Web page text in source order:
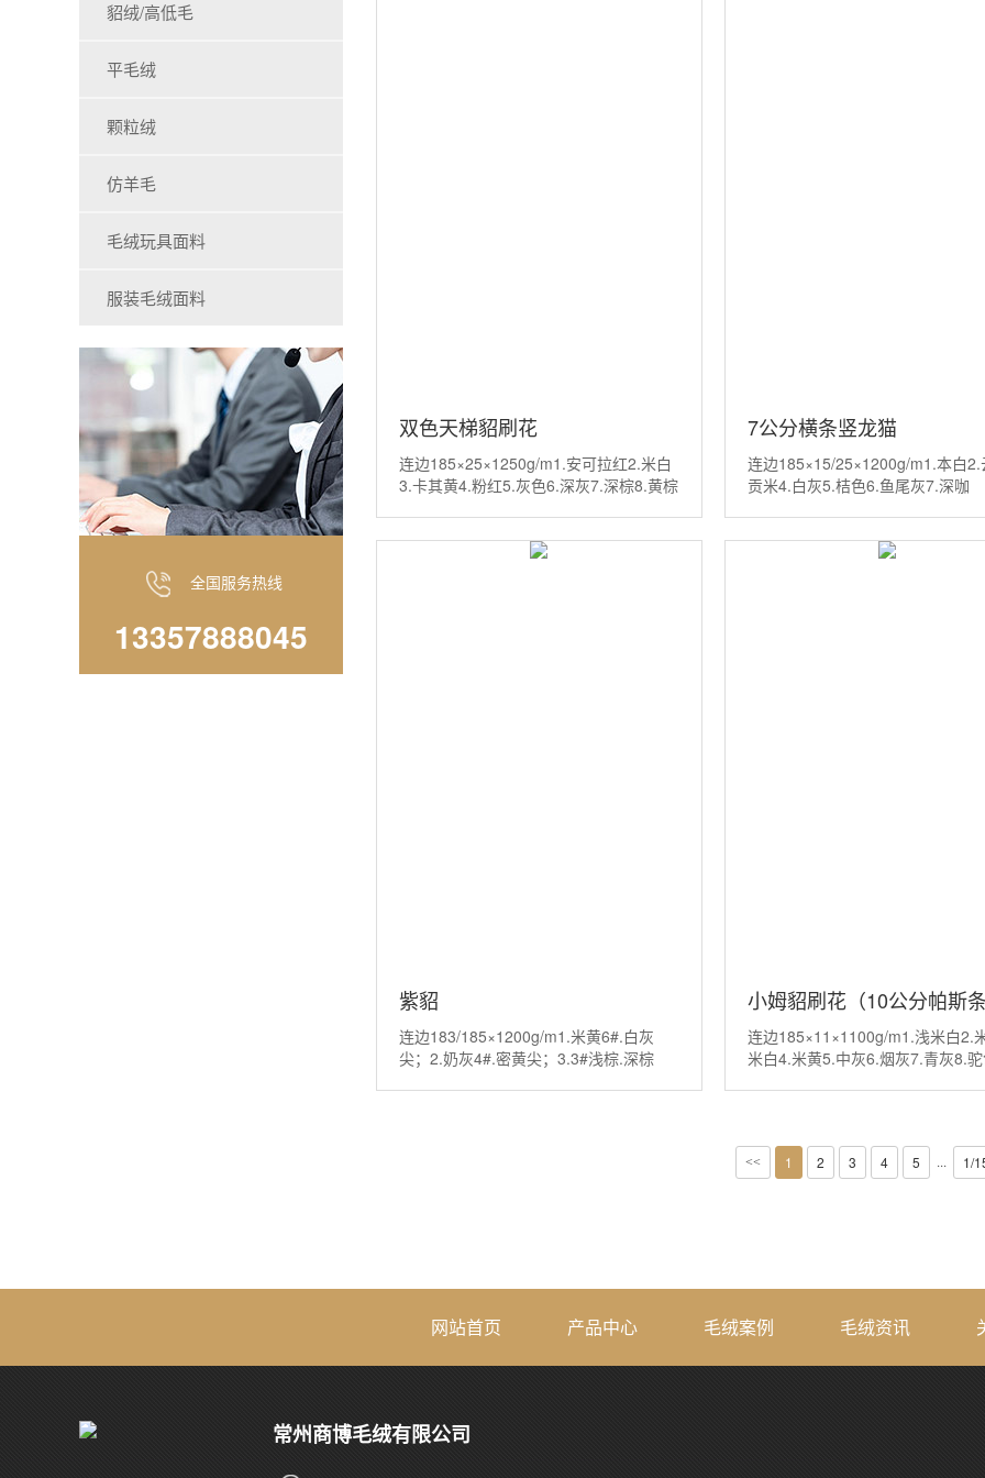
貂绒/高低毛
平毛绒
颗粒绒
仿羊毛
毛绒玩具面料
服装毛绒面料
全国服务热线
13357888045
双色天梯貂刷花
连边185×25×1250g/m1.安可拉红2.米白
3.卡其黄4.粉红5.灰色6.深灰7.深棕8.黄棕
7公分横条竖龙猫
连边185×15/25×1200g/m1.本白2.
贡米4.白灰5.桔色6.鱼尾灰7.深咖
紫貂
连边183/185×1200g/m1.米黄6#.白灰
尖；2.奶灰4#.密黄尖；3.3#浅棕.深棕
小姆貂刷花（10公分帕斯条
连边185×11×1100g/m1.浅米白2.
米白4.米黄5.中灰6.烟灰7.青灰8.
<< 1 2 3 4 5 ··· 1/
网站首页 产品中心 毛绒案例 毛绒资讯
常州商博毛绒有限公司